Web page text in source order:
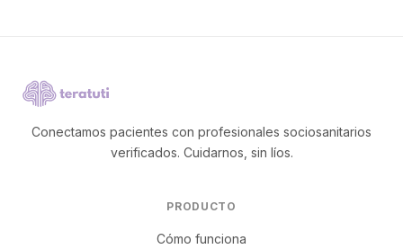
Conectamos pacientes con profesionales sociosanitarios
verificados. Cuidarnos, sin líos.
PRODUCTO
Cómo funciona